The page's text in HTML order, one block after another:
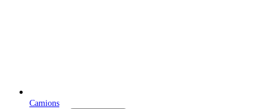
Camions